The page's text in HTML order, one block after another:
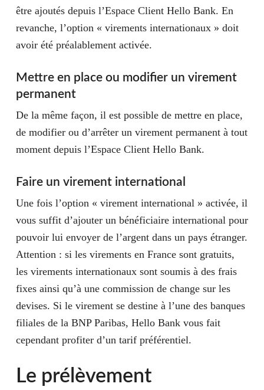
être ajoutés depuis l’Espace Client Hello Bank. En
revanche, l’option « virements internationaux » doit
avoir été préalablement activée.
Mettre en place ou modifier un virement
permanent
De la même façon, il est possible de mettre en place,
de modifier ou d’arrêter un virement permanent à tout
moment depuis l’Espace Client Hello Bank.
Faire un virement international
Une fois l’option « virement international » activée, il
vous suffit d’ajouter un bénéficiaire international pour
pouvoir lui envoyer de l’argent dans un pays étranger.
Attention : si les virements en France sont gratuits,
les virements internationaux sont soumis à des frais
fixes ainsi qu’à une commission de change sur les
devises. Si le virement se destine à l’une des banques
filiales de la BNP Paribas, Hello Bank vous fait
cependant profiter d’un tarif préférentiel.
Le prélèvement